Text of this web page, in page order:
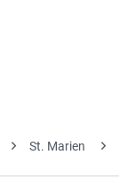
St. Marien